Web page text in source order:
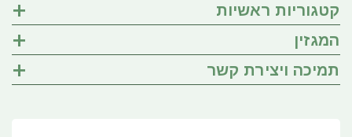
קטגוריות ראשיות
המגזין
תמיכה ויצירת קשר